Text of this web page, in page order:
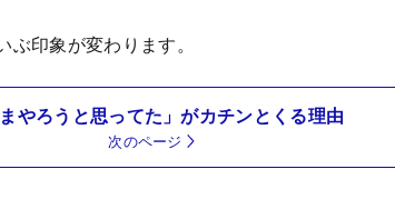
ぶ印象が変わります。
まやろうと思ってた」がカチンとくる理由
次のページ